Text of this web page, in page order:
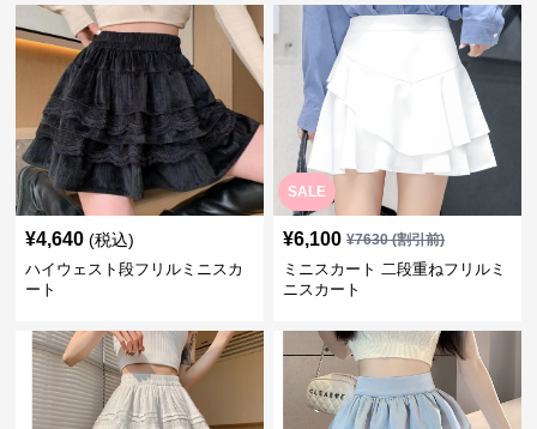
¥4,640 (税込)
ハイウェスト段フリルミニスカ
ート
SALE
¥6,100 ¥7630(割引前)
ミニスカート 二段重ねフリルミ
ニスカート